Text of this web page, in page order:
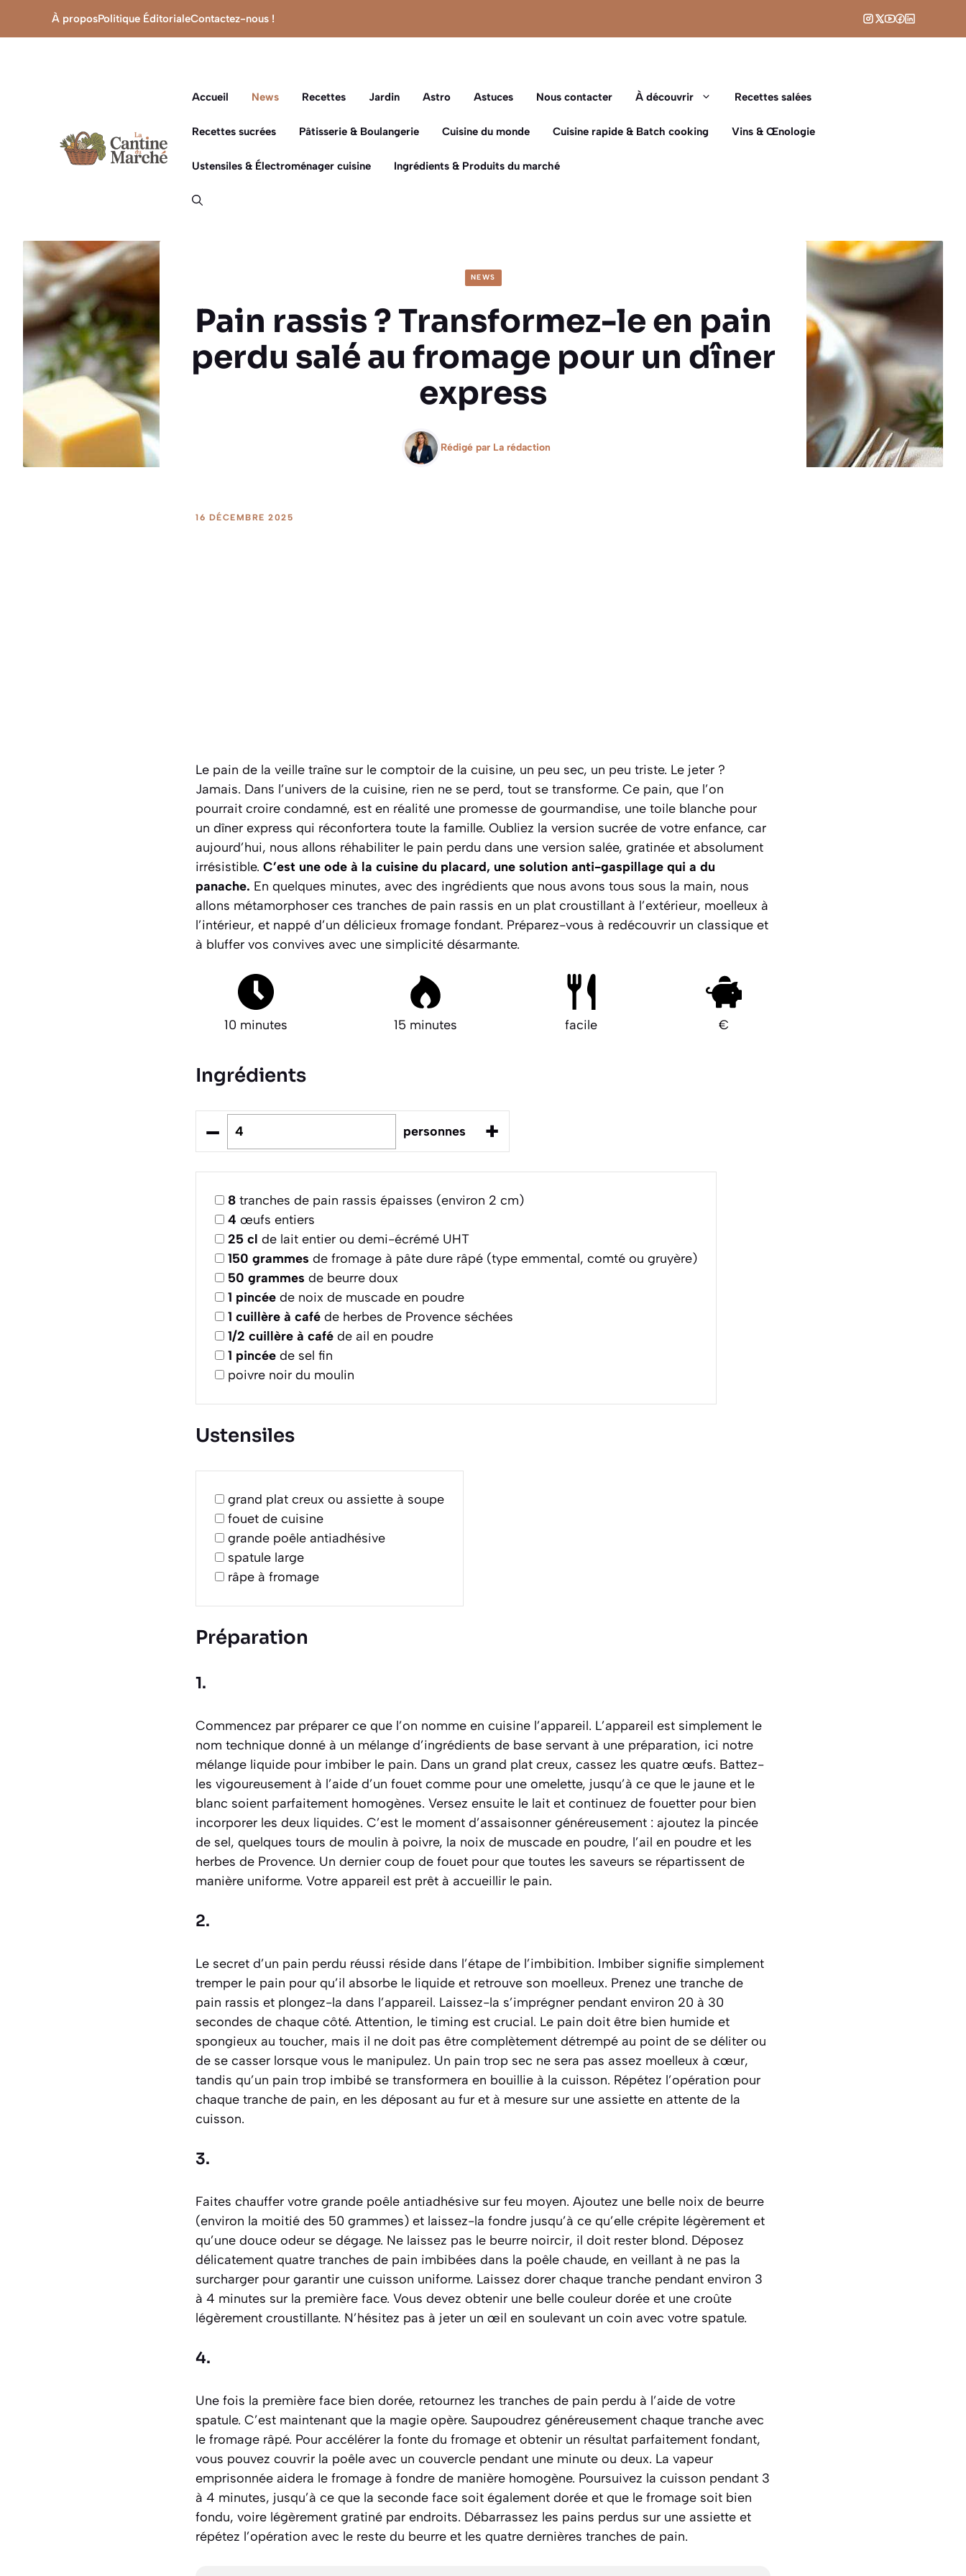
À proposPolitique ÉditorialeContactez-nous !
Accueil News Recettes Jardin Astro Astuces Nous contacter À découvrir Recettes salées
Recettes sucrées Pâtisserie & Boulangerie Cuisine du monde Cuisine rapide & Batch cooking Vins & Œnologie
Ustensiles & Électroménager cuisine Ingrédients & Produits du marché
NEWS
Pain rassis ? Transformez-le en pain
perdu salé au fromage pour un dîner
express
Rédigé par La rédaction
16 DÉCEMBRE 2025
Le pain de la veille traîne sur le comptoir de la cuisine, un peu sec, un peu triste. Le jeter ?
Jamais. Dans l’univers de la cuisine, rien ne se perd, tout se transforme. Ce pain, que l’on
pourrait croire condamné, est en réalité une promesse de gourmandise, une toile blanche pour
un dîner express qui réconfortera toute la famille. Oubliez la version sucrée de votre enfance, car
aujourd’hui, nous allons réhabiliter le pain perdu dans une version salée, gratinée et absolument
irrésistible. C’est une ode à la cuisine du placard, une solution anti-gaspillage qui a du
panache. En quelques minutes, avec des ingrédients que nous avons tous sous la main, nous
allons métamorphoser ces tranches de pain rassis en un plat croustillant à l’extérieur, moelleux à
l’intérieur, et nappé d’un délicieux fromage fondant. Préparez-vous à redécouvrir un classique et
à bluffer vos convives avec une simplicité désarmante.
10 minutes 15 minutes facile €
Ingrédients
– personnes +
8 tranches de pain rassis épaisses (environ 2 cm)
4 œufs entiers
25 cl de lait entier ou demi-écrémé UHT
150 grammes de fromage à pâte dure râpé (type emmental, comté ou gruyère)
50 grammes de beurre doux
1 pincée de noix de muscade en poudre
1 cuillère à café de herbes de Provence séchées
1/2 cuillère à café de ail en poudre
1 pincée de sel fin
poivre noir du moulin
Ustensiles
grand plat creux ou assiette à soupe
fouet de cuisine
grande poêle antiadhésive
spatule large
râpe à fromage
Préparation
1.
Commencez par préparer ce que l’on nomme en cuisine l’appareil. L’appareil est simplement le
nom technique donné à un mélange d’ingrédients de base servant à une préparation, ici notre
mélange liquide pour imbiber le pain. Dans un grand plat creux, cassez les quatre œufs. Battez-
les vigoureusement à l’aide d’un fouet comme pour une omelette, jusqu’à ce que le jaune et le
blanc soient parfaitement homogènes. Versez ensuite le lait et continuez de fouetter pour bien
incorporer les deux liquides. C’est le moment d’assaisonner généreusement : ajoutez la pincée
de sel, quelques tours de moulin à poivre, la noix de muscade en poudre, l’ail en poudre et les
herbes de Provence. Un dernier coup de fouet pour que toutes les saveurs se répartissent de
manière uniforme. Votre appareil est prêt à accueillir le pain.
2.
Le secret d’un pain perdu réussi réside dans l’étape de l’imbibition. Imbiber signifie simplement
tremper le pain pour qu’il absorbe le liquide et retrouve son moelleux. Prenez une tranche de
pain rassis et plongez-la dans l’appareil. Laissez-la s’imprégner pendant environ 20 à 30
secondes de chaque côté. Attention, le timing est crucial. Le pain doit être bien humide et
spongieux au toucher, mais il ne doit pas être complètement détrempé au point de se déliter ou
de se casser lorsque vous le manipulez. Un pain trop sec ne sera pas assez moelleux à cœur,
tandis qu’un pain trop imbibé se transformera en bouillie à la cuisson. Répétez l’opération pour
chaque tranche de pain, en les déposant au fur et à mesure sur une assiette en attente de la
cuisson.
3.
Faites chauffer votre grande poêle antiadhésive sur feu moyen. Ajoutez une belle noix de beurre
(environ la moitié des 50 grammes) et laissez-la fondre jusqu’à ce qu’elle crépite légèrement et
qu’une douce odeur se dégage. Ne laissez pas le beurre noircir, il doit rester blond. Déposez
délicatement quatre tranches de pain imbibées dans la poêle chaude, en veillant à ne pas la
surcharger pour garantir une cuisson uniforme. Laissez dorer chaque tranche pendant environ 3
à 4 minutes sur la première face. Vous devez obtenir une belle couleur dorée et une croûte
légèrement croustillante. N’hésitez pas à jeter un œil en soulevant un coin avec votre spatule.
4.
Une fois la première face bien dorée, retournez les tranches de pain perdu à l’aide de votre
spatule. C’est maintenant que la magie opère. Saupoudrez généreusement chaque tranche avec
le fromage râpé. Pour accélérer la fonte du fromage et obtenir un résultat parfaitement fondant,
vous pouvez couvrir la poêle avec un couvercle pendant une minute ou deux. La vapeur
emprisonnée aidera le fromage à fondre de manière homogène. Poursuivez la cuisson pendant 3
à 4 minutes, jusqu’à ce que la seconde face soit également dorée et que le fromage soit bien
fondu, voire légèrement gratiné par endroits. Débarrassez les pains perdus sur une assiette et
répétez l’opération avec le reste du beurre et les quatre dernières tranches de pain.